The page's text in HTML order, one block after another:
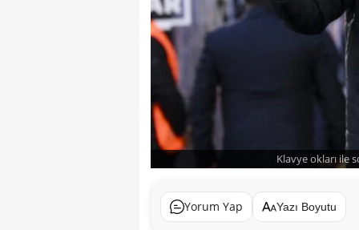
Klavye okları ile
Yorum Yap Yazı Boyutu